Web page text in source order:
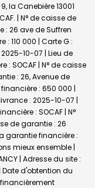
la Canebière 13001
| N° de caisse de
: 26 ave de Suffren
110 000 | Carte G :
10-07 | Lieu de
: SOCAF | N° de caisse
: 26, Avenue de
: 650 000 |
: 2025-10-07 |
: SOCAF | N°
de garantie : 26
garantie financière :
mieux ensemble |
| Adresse du site :
| Date d'obtention du